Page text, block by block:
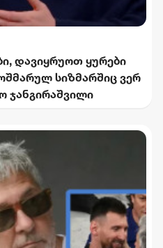
დავიყრუოთ ყურები
სიზმარშიც ვერ
ჯანგირაშვილი